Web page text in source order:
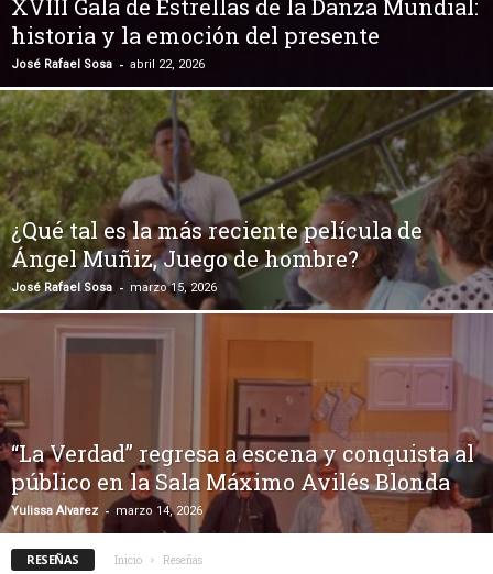
XVIII Gala de Estrellas de la Danza Mundial:
historia y la emoción del presente
José Rafael Sosa - abril 22, 2026
¿Qué tal es la más reciente película de
Ángel Muñiz, Juego de hombre?
José Rafael Sosa - marzo 15, 2026
“La Verdad” regresa a escena y conquista al
público en la Sala Máximo Avilés Blonda
Yulissa Alvarez - marzo 14, 2026
RESEÑAS Inicio Reseñas